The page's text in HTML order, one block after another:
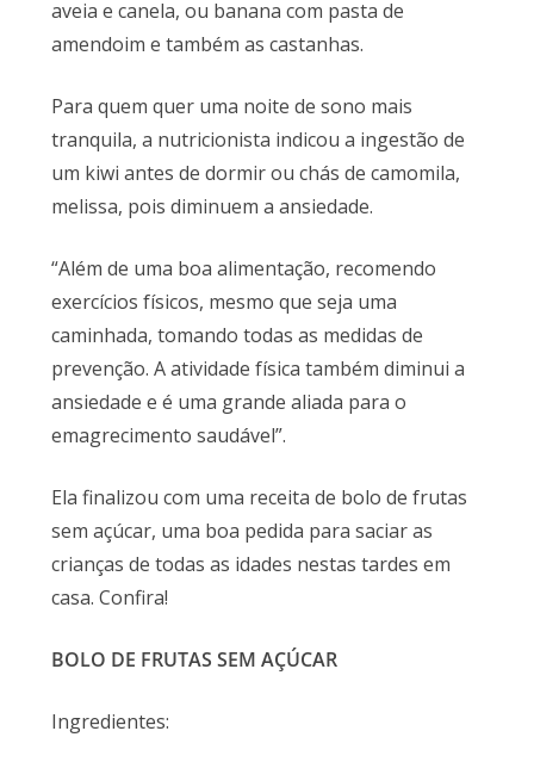
aveia e canela, ou banana com pasta de
amendoim e também as castanhas.
Para quem quer uma noite de sono mais
tranquila, a nutricionista indicou a ingestão de
um kiwi antes de dormir ou chás de camomila,
melissa, pois diminuem a ansiedade.
“Além de uma boa alimentação, recomendo
exercícios físicos, mesmo que seja uma
caminhada, tomando todas as medidas de
prevenção. A atividade física também diminui a
ansiedade e é uma grande aliada para o
emagrecimento saudável”.
Ela finalizou com uma receita de bolo de frutas
sem açúcar, uma boa pedida para saciar as
crianças de todas as idades nestas tardes em
casa. Confira!
BOLO DE FRUTAS SEM AÇÚCAR
Ingredientes: